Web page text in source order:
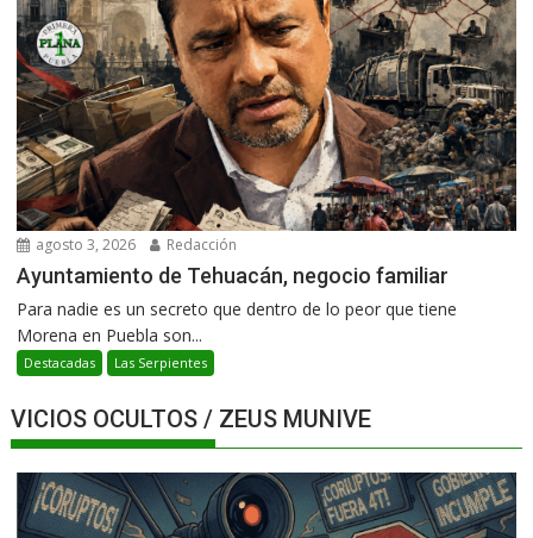
agosto 3, 2026 Redacción
Ayuntamiento de Tehuacán, negocio familiar
Para nadie es un secreto que dentro de lo peor que tiene
Morena en Puebla son...
Destacadas Las Serpientes
VICIOS OCULTOS / ZEUS MUNIVE